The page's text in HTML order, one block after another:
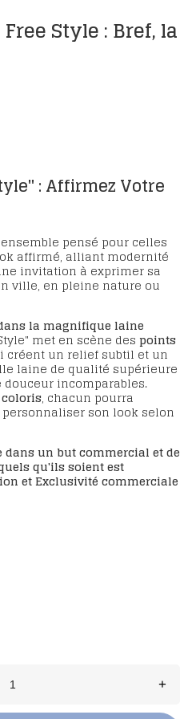
Style : Bref, la
: Affirmez Votre
pensé pour celles
affirmé, alliant modernité
invitation à exprimer sa
ville, en pleine nature ou
la magnifique laine
met en scène des points
créent un relief subtil et un
laine de qualité supérieure
incomparables.
, chacun pourra
personnaliser son look selon
un but commercial et de
qu'ils soient est
et Exclusivité commerciale
+